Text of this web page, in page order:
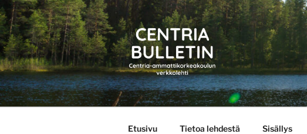
Siirry
sisältöön
CENTRIA
Etusivu Tietoa lehdestä Sisällys